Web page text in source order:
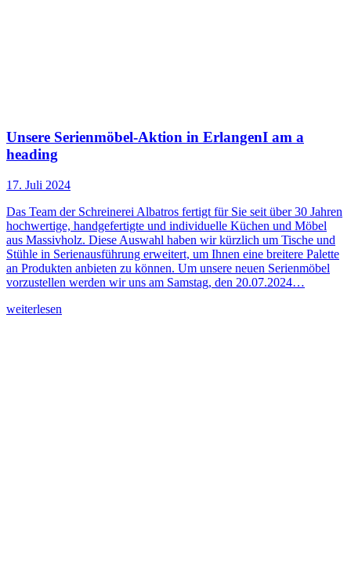
Unsere Serienmöbel-Aktion in ErlangenI am a
heading
17. Juli 2024
Das Team der Schreinerei Albatros fertigt für Sie seit über 30 Jahren
hochwertige, handgefertigte und individuelle Küchen und Möbel
aus Massivholz. Diese Auswahl haben wir kürzlich um Tische und
Stühle in Serienausführung erweitert, um Ihnen eine breitere Palette
an Produkten anbieten zu können. Um unsere neuen Serienmöbel
vorzustellen werden wir uns am Samstag, den 20.07.2024…
weiterlesen